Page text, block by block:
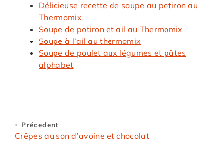
Délicieuse recette de soupe au potiron au
Thermomix
Soupe de potiron et ail au Thermomix
Soupe à l’ail au thermomix
Soupe de poulet aux légumes et pâtes
alphabet
Précedent
Crêpes au son d’avoine et chocolat